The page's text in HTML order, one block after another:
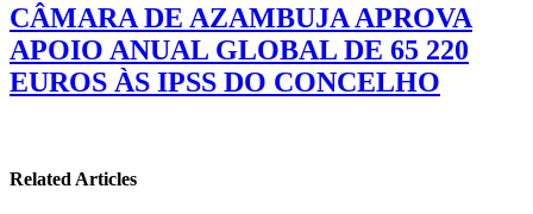
CÂMARA DE AZAMBUJA APROVA
APOIO ANUAL GLOBAL DE 65 220
EUROS ÀS IPSS DO CONCELHO
Related Articles